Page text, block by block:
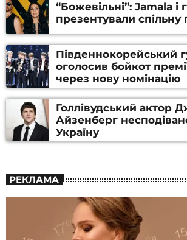
“Божевільні”: Jamala і
презентували спільну
Південнокорейський
оголосив бойкот
через нову номінацію
Голлівудський актор
Айзенберг
Україну
РЕКЛАМА